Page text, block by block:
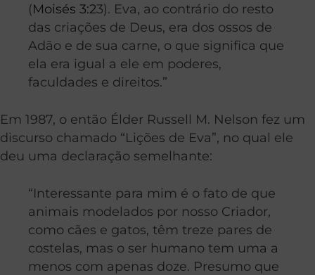
(Moisés 3:23). Eva, ao contrário do resto
das criações de Deus, era dos ossos de
Adão e de sua carne, o que significa que
ela era igual a ele em poderes,
faculdades e direitos.”
Em 1987, o então Élder Russell M. Nelson fez um
discurso chamado “Lições de Eva”, no qual ele
deu uma declaração semelhante:
“Interessante para mim é o fato de que
animais modelados por nosso Criador,
como cães e gatos, têm treze pares de
costelas, mas o ser humano tem uma a
menos com apenas doze. Presumo que